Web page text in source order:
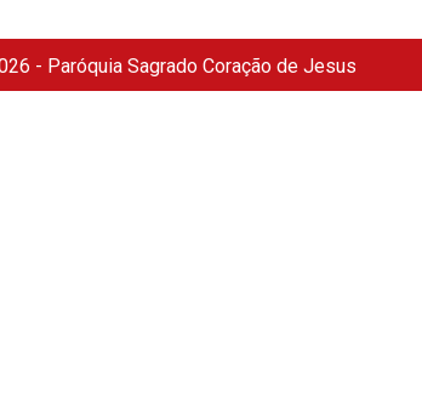
- Paróquia Sagrado Coração de Jesus